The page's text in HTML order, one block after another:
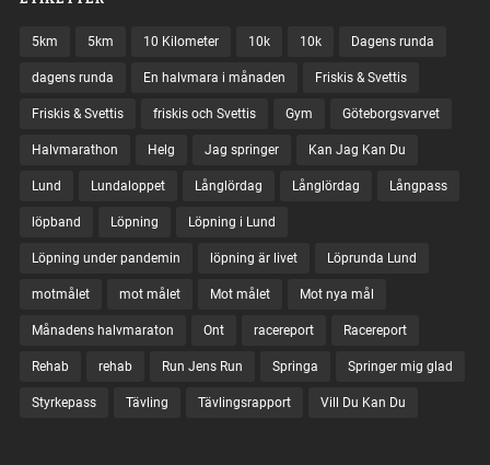
5km 5km 10 Kilometer 10k 10k Dagens runda
dagens runda En halvmara i månaden Friskis & Svettis
Friskis & Svettis friskis och Svettis Gym Göteborgsvarvet
Halvmarathon Helg Jag springer Kan Jag Kan Du
Lund Lundaloppet Långlördag Långlördag Långpass
löpband Löpning Löpning i Lund
Löpning under pandemin löpning är livet Löprunda Lund
motmålet mot målet Mot målet Mot nya mål
Månadens halvmaraton Ont racereport Racereport
Rehab rehab Run Jens Run Springa Springer mig glad
Styrkepass Tävling Tävlingsrapport Vill Du Kan Du